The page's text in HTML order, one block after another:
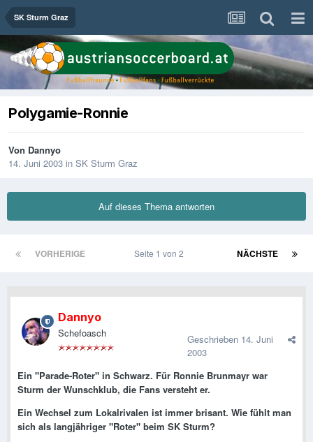
SK Sturm Graz
Polygamie-Ronnie
Von Dannyo
14. Juni 2003 in SK Sturm Graz
Auf dieses Thema antworten
VORHERIGE NÄCHSTE
Seite 1 von 2
Dannyo
Schefoasch Geschrieben 14. Juni
2003
Ein "Parade-Roter" in Schwarz. Für Ronnie Brunmayr war
Sturm der Wunschklub, die Fans versteht er.
Ein Wechsel zum Lokalrivalen ist immer brisant. Wie fühlt man
sich als langjähriger "Roter" beim SK Sturm?